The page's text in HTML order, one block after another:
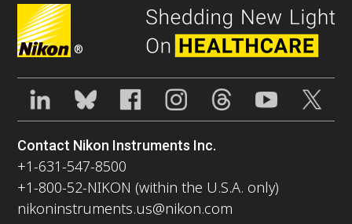
®
Contact Nikon Instruments Inc.
+1-631-547-8500
+1-800-52-NIKON (within the U.S.A. only)
nikoninstruments.us@nikon.com